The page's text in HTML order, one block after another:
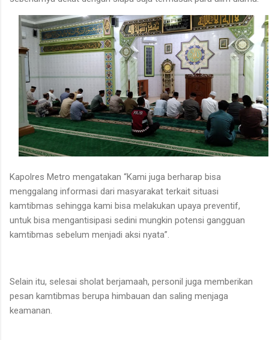
Kapolres Metro mengatakan “Kami juga berharap bisa
menggalang informasi dari masyarakat terkait situasi
kamtibmas sehingga kami bisa melakukan upaya preventif,
untuk bisa mengantisipasi sedini mungkin potensi gangguan
kamtibmas sebelum menjadi aksi nyata”.
Selain itu, selesai sholat berjamaah, personil juga memberikan
pesan kamtibmas berupa himbauan dan saling menjaga
keamanan.